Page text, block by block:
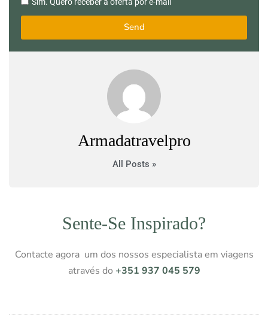
Send
Armadatravelpro
All Posts »
Sente-Se Inspirado?
Contacte agora um dos nossos especialista em viagens
através do +351 937 045 579